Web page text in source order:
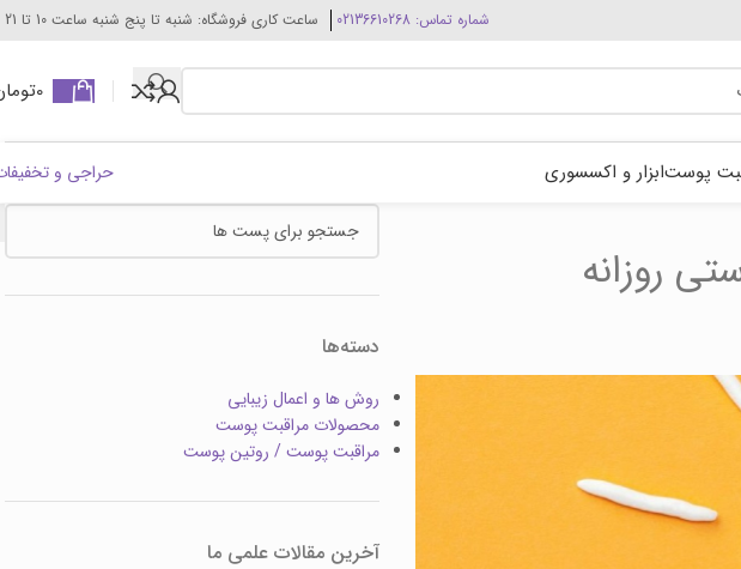
شماره تماس: 02136610268 ساعت کاری فروشگاه: شنبه تا پنج شنبه ساعت 10 تا 21
0
پوستابزار و اکسسوری حراجی و
روزانه
دسته‌ها
روش ها و اعمال زیبایی
محصولات مراقبت پوست
مراقبت پوست / روتین پوست
آخرین مقالات علمی ما